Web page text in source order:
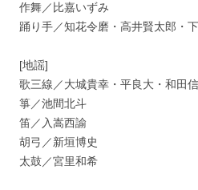
作舞／比嘉いずみ
踊り手／知花令磨・高井賢太郎・
[地謡]
歌三線／大城貴幸・平良大・和田
箏／池間北斗
笛／入嵩西諭
胡弓／新垣博史
太鼓／宮里和希